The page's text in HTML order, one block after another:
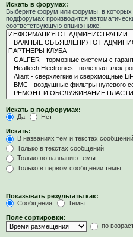
Искать в форумах:
Выберите форум или форумы, в которых
подфорумах производится
соответствующую опцию ниже.
Искать в подфорумах:
Да
Нет
Искать:
В названиях тем и текстах сообщений
Только в текстах сообщений
Только по названию темы
Только в первом сообщении темы
Показывать результаты как:
Сообщения
Темы
Поле сортировки:
по